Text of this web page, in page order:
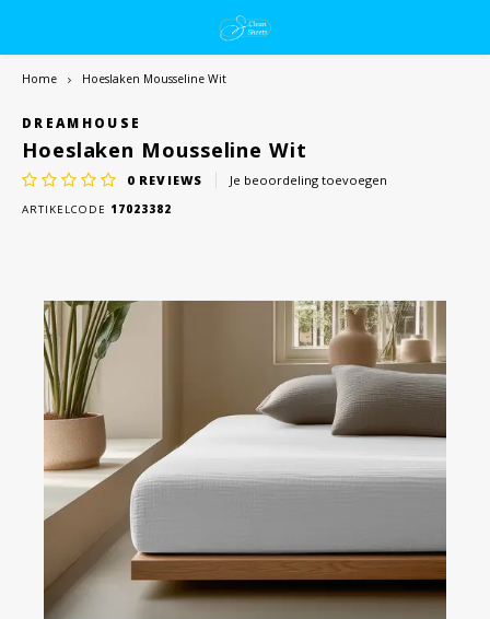
Home Hoeslaken Mousseline Wit
DREAMHOUSE
Hoeslaken Mousseline Wit
0 REVIEWS Je beoordeling toevoegen
ARTIKELCODE 17023382